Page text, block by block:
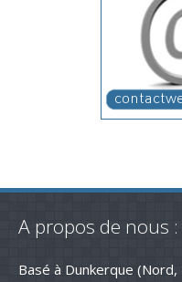
A propos de nous :
Basé à Dunkerque